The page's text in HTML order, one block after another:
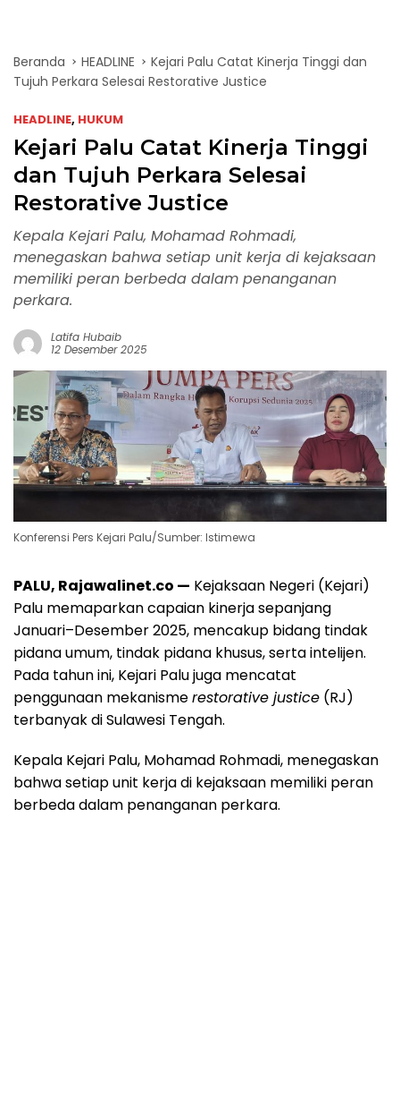
Beranda HEADLINE
Kejari Palu Catat Kinerja Tinggi dan
Tujuh Perkara Selesai Restorative Justice
HEADLINE, HUKUM
Kejari Palu Catat Kinerja Tinggi
dan Tujuh Perkara Selesai
Restorative Justice
Kepala Kejari Palu, Mohamad Rohmadi,
menegaskan bahwa setiap unit kerja di kejaksaan
memiliki peran berbeda dalam penanganan
perkara.
Latifa Hubaib
12 Desember 2025
Konferensi Pers Kejari Palu/Sumber: Istimewa
PALU, Rajawalinet.co — Kejaksaan Negeri (Kejari)
Palu memaparkan capaian kinerja sepanjang
Januari–Desember 2025, mencakup bidang tindak
pidana umum, tindak pidana khusus, serta intelijen.
Pada tahun ini, Kejari Palu juga mencatat
penggunaan mekanismerestorative justice (RJ)
terbanyak di Sulawesi Tengah.
Kepala Kejari Palu, Mohamad Rohmadi, menegaskan
bahwa setiap unit kerja di kejaksaan memiliki peran
berbeda dalam penanganan perkara.